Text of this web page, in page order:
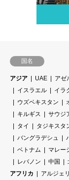
国名
アジア UAE アゼ
イスラエル
イラ
ウズベキスタン
キルギス
サウジ
タイ
タジキスタ
バングラデシュ
ベトナム
マレー
レバノン
中国
アフリカ
アルジェ